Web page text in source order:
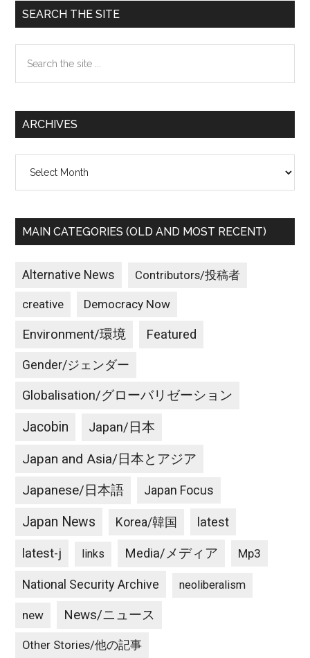
Primary
Sidebar
SEARCH THE SITE
the
ARCHIVES
MAIN CATEGORIES (OLD AND MOST RECENT)
Alternative News Contributors/投稿者
creative Democracy Now
Environment/環境 Featured
Gender/ジェンダー
Globalisation/グローバリゼーション
Jacobin Japan/日本
Japan and Asia/日本とアジア
Japanese/日本語 Japan Focus
Japan News Korea/韓国 latest
latest-j links Media/メディア Mp3
National Security Archive neoliberalism
new News/ニュース
Other Stories/他の記事